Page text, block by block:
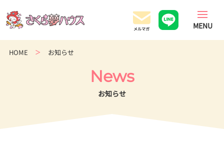
の
HOME お知らせ
News
お知らせ